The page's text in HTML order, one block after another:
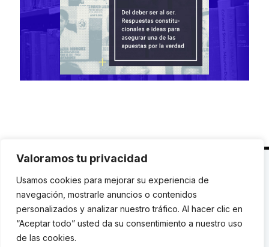
Valoramos tu privacidad
Usamos cookies para mejorar su experiencia de
navegación, mostrarle anuncios o contenidos
personalizados y analizar nuestro tráfico. Al hacer clic en
“Aceptar todo” usted da su consentimiento a nuestro uso
de las cookies.
C. Avinyó 44, 2n | 08002 Barcelona |
T.: +34 93
119 03 72|institut@idhc.org
© Institut de Drets Humans de Catalunya.